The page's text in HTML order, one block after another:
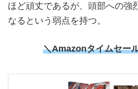
ほど頑丈であるが、頭部への強
なるという弱点を持つ。
＼Amazonタイムセー